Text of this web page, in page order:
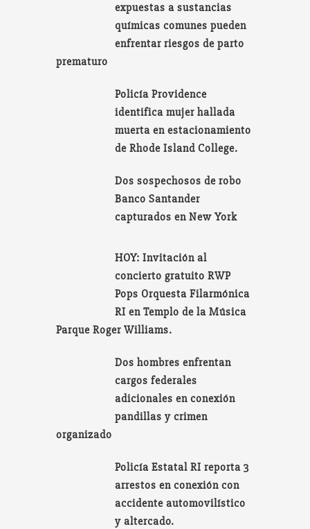
expuestas a sustancias
químicas comunes pueden
enfrentar riesgos de parto
prematuro
Policía Providence
identifica mujer hallada
muerta en estacionamiento
de Rhode Island College.
Dos sospechosos de robo
Banco Santander
capturados en New York
HOY: Invitación al
concierto gratuito RWP
Pops Orquesta Filarmónica
RI en Templo de la Música
Parque Roger Williams.
Dos hombres enfrentan
cargos federales
adicionales en conexión
pandillas y crimen
organizado
Policía Estatal RI reporta 3
arrestos en conexión con
accidente automovilístico
y altercado.